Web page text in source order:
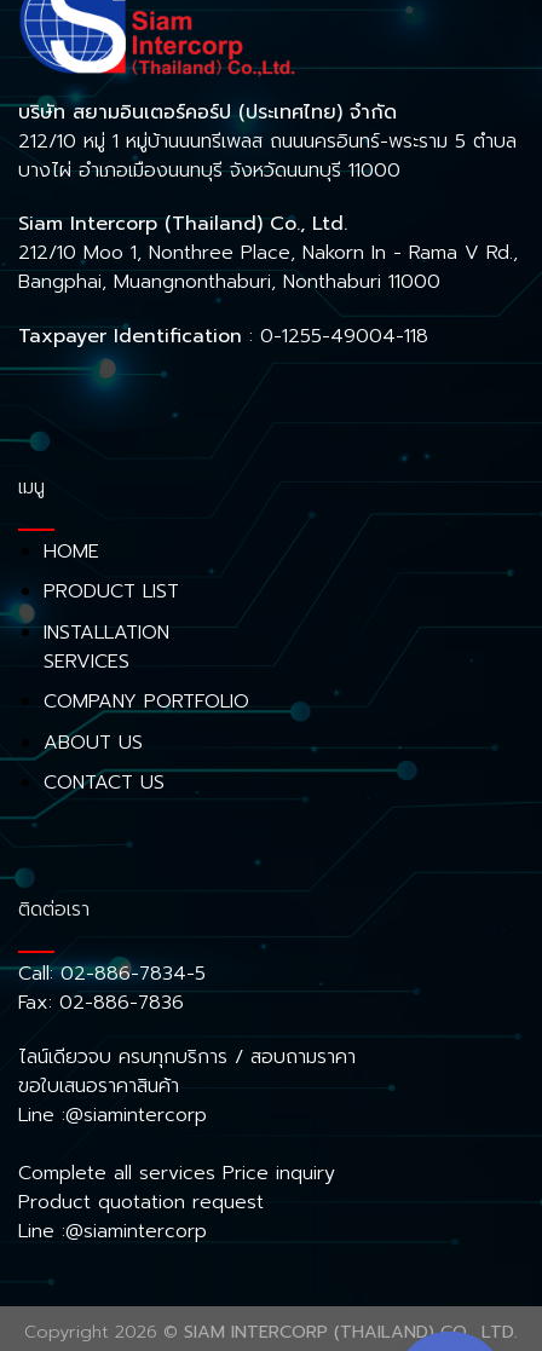
บริษัท สยามอินเตอร์คอร์ป (ประเทศไทย) จำกัด
212/10 หมู่ 1 หมู่บ้านนนทรีเพลส ถนนนครอินทร์-พระราม 5 ตำบล
บางไผ่ อำเภอเมืองนนทบุรี จังหวัดนนทบุรี 11000
Siam Intercorp (Thailand) Co., Ltd.
212/10 Moo 1, Nonthree Place, Nakorn In - Rama V Rd.,
Bangphai, Muangnonthaburi, Nonthaburi 11000
Taxpayer Identification : 0-1255-49004-118
เมนู
HOME
PRODUCT LIST
INSTALLATION
SERVICES
COMPANY PORTFOLIO
ABOUT US
CONTACT US
ติดต่อเรา
Call:02-886-7834-5
Fax: 02-886-7836
ไลน์เดียวจบ ครบทุกบริการ / สอบถามราคา
ขอใบเสนอราคาสินค้า
Line :@siamintercorp
Complete all services Price inquiry
Product quotation request
Line :@siamintercorp
Copyright 2026 © SIAM INTERCORP (THAILAND) CO., LTD.